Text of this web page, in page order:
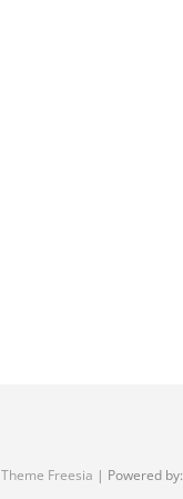
Theme Freesia | Powered by: